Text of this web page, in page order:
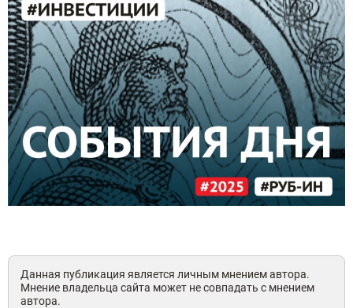
Данная публикация является личным мнением автора.
Мнение владельца сайта может не совпадать с мнением
автора.